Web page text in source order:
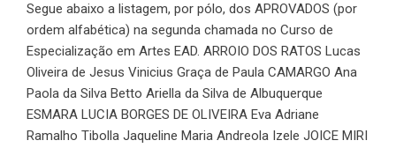
Segue abaixo a listagem, por pólo, dos APROVADOS (por
ordem alfabética) na segunda chamada no Curso de
Especialização em Artes EAD. ARROIO DOS RATOS Lucas
Oliveira de Jesus Vinicius Graça de Paula CAMARGO Ana
Paola da Silva Betto Ariella da Silva de Albuquerque
ESMARA LUCIA BORGES DE OLIVEIRA Eva Adriane
Ramalho Tibolla Jaqueline Maria Andreola Izele JOICE MIRI